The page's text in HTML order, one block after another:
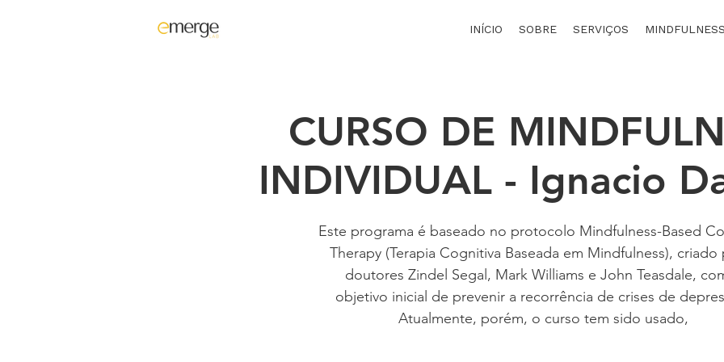
INÍCIO SOBRE SERVIÇOS
CURSO DE
INDIVIDUAL - Ignacio
Este programa é baseado no protocolo Mindfulness-Based
Therapy (Terapia Cognitiva Baseada em Mindfulness), criado
doutores Zindel Segal, Mark Williams e John Teasdale,
objetivo inicial de prevenir a recorrência de crises de
Atualmente, porém, o curso tem sido usado,